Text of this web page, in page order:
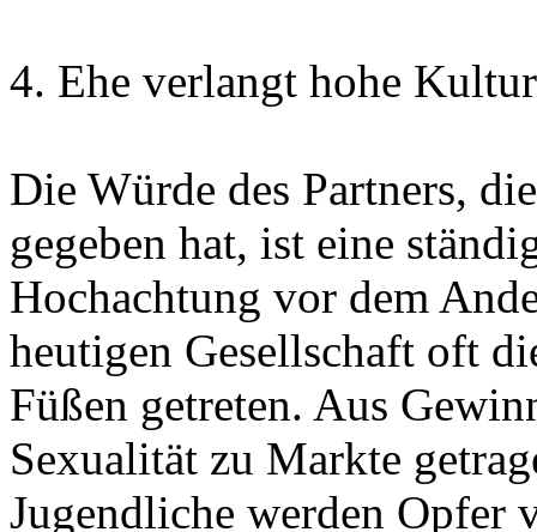
4. Ehe verlangt hohe Kultur
Die Würde des Partners,
gegeben hat, ist eine
Hochachtung vor dem
heutigen Gesellschaft oft
Füßen getreten. Aus
Sexualität zu Markte
Jugendliche werden Opfer